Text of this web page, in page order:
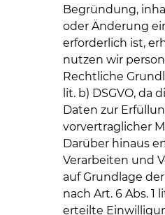
Begründung,
oder Änderung
erforderlich ist,
nutzen wir
Rechtliche
lit. b) DSGVO, da
Daten zur
vorvertraglicher
Darüber hinaus
Verarbeiten und
auf Grundlage
nach Art. 6 Abs. 1
erteilte